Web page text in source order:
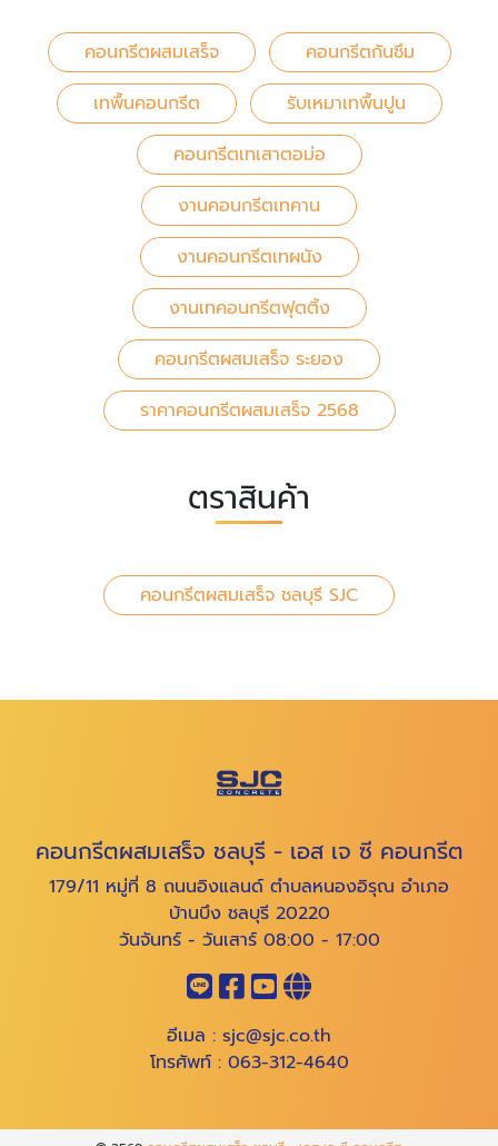
คอนกรีตผสมเสร็จ
คอนกรีตกันซึม
เทพื้นคอนกรีต
รับเหมาเทพื้นปูน
คอนกรีตเทเสาตอม่อ
งานคอนกรีตเทคาน
งานคอนกรีตเทผนัง
งานเทคอนกรีตฟุตติ้ง
คอนกรีตผสมเสร็จ ระยอง
ราคาคอนกรีตผสมเสร็จ 2568
ตราสินค้า
คอนกรีตผสมเสร็จ ชลบุรี SJC
คอนกรีตผสมเสร็จ ชลบุรี - เอส เจ ซี คอนกรีต
179/11 หมู่ที่ 8 ถนนอิงแลนด์ ตำบลหนองอิรุณ อำเภอ
บ้านบึง ชลบุรี 20220
วันจันทร์ - วันเสาร์ 08:00 - 17:00
อีเมล : sjc@sjc.co.th
โทรศัพท์ : 063-312-4640